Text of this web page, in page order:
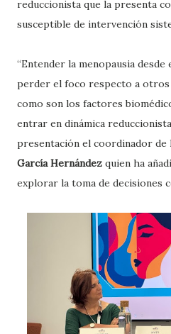
reduccionista que la presenta
susceptible de intervención
“Entender la menopausia
perder el foco respecto a
como son los factores
entrar en dinámica
presentación el coordinador de
García Hernández quien ha
explorar la toma de decisiones